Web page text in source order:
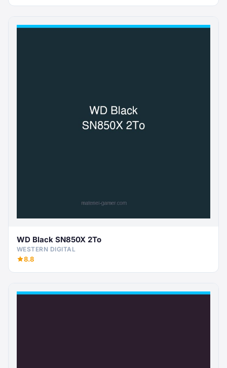
WD Black SN850X 2To
WESTERN DIGITAL
8.8